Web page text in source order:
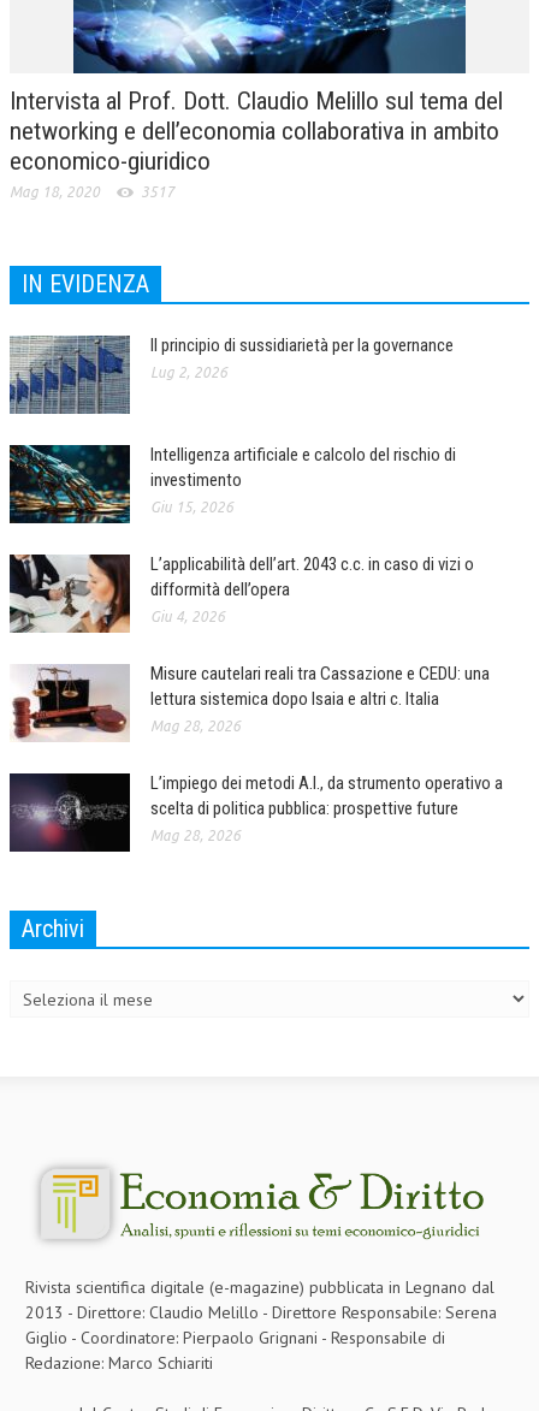
Intervista al Prof. Dott. Claudio Melillo sul tema del
networking e dell’economia collaborativa in ambito
economico-giuridico
Mag 18, 2020 3517
IN EVIDENZA
Il principio di sussidiarietà per la governance
Lug 2, 2026
Intelligenza artificiale e calcolo del rischio di
investimento
Giu 15, 2026
L’applicabilità dell’art. 2043 c.c. in caso di vizi o
difformità dell’opera
Giu 4, 2026
Misure cautelari reali tra Cassazione e CEDU: una
lettura sistemica dopo Isaia e altri c. Italia
Mag 28, 2026
L’impiego dei metodi A.I., da strumento operativo a
scelta di politica pubblica: prospettive future
Mag 28, 2026
Archivi
Rivista scientifica digitale (e-magazine) pubblicata in Legnano dal
2013 - Direttore: Claudio Melillo - Direttore Responsabile: Serena
Giglio - Coordinatore: Pierpaolo Grignani - Responsabile di
Redazione: Marco Schiariti